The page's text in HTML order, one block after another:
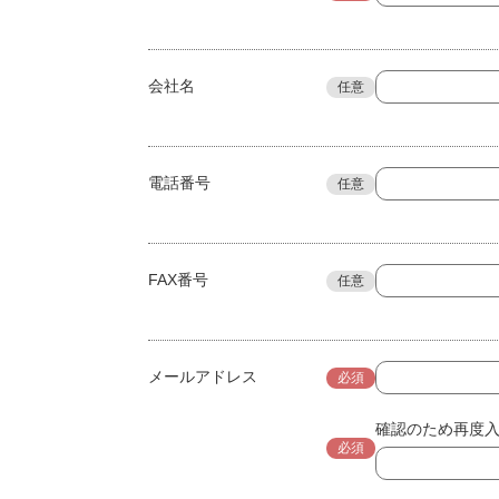
会社名 任意
電話番号 任意
FAX番号 任意
メールアドレス 必須
必須
確認のため再度